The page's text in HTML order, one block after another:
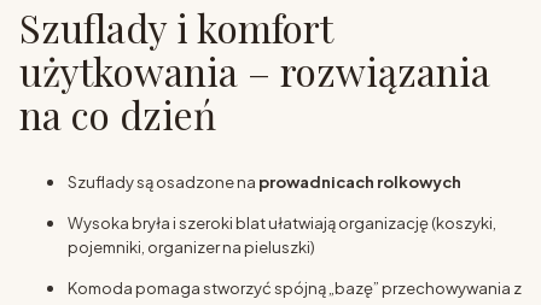
Szuflady i komfort
użytkowania – rozwiązania
na co dzień
Szuflady są osadzone na prowadnicach rolkowych
Wysoka bryła i szeroki blat ułatwiają organizację (koszyki,
pojemniki, organizer na pieluszki)
Komoda pomaga stworzyć spójną „bazę” przechowywania z